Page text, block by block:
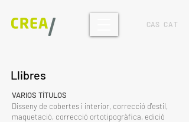
CAS CAT
Llibres
VARIOS TÍTULOS
Disseny de cobertes i interior, correcció d'estil,
maquetació, correcció ortotipogràfica, edició